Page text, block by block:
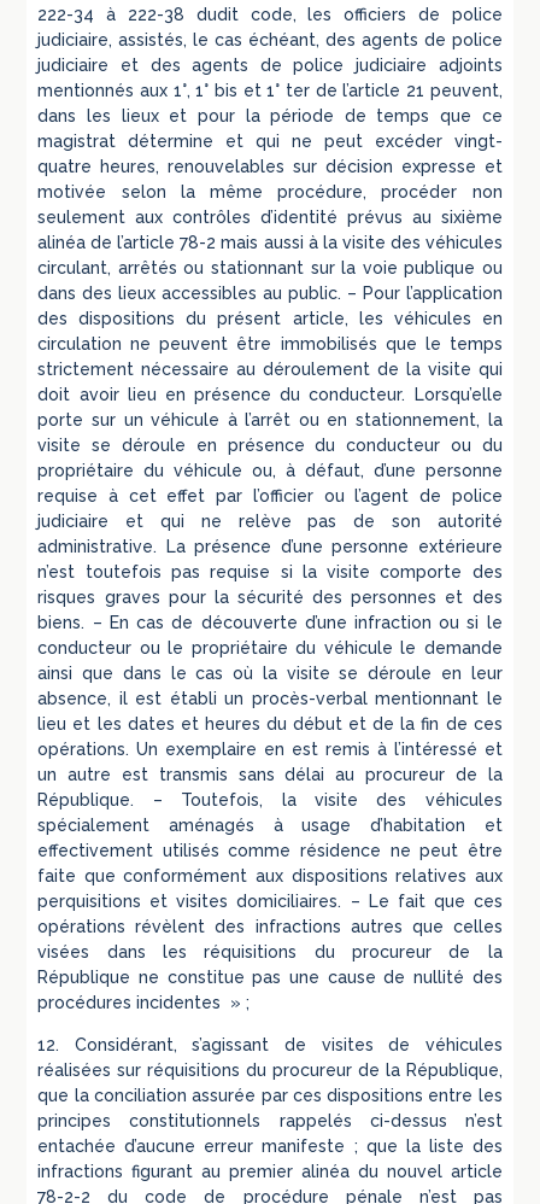
222-34 à 222-38 dudit code, les officiers de police
judiciaire, assistés, le cas échéant, des agents de police
judiciaire et des agents de police judiciaire adjoints
mentionnés aux 1°, 1° bis et 1° ter de l’article 21 peuvent,
dans les lieux et pour la période de temps que ce
magistrat détermine et qui ne peut excéder vingt-
quatre heures, renouvelables sur décision expresse et
motivée selon la même procédure, procéder non
seulement aux contrôles d’identité prévus au sixième
alinéa de l’article 78-2 mais aussi à la visite des véhicules
circulant, arrêtés ou stationnant sur la voie publique ou
dans des lieux accessibles au public. – Pour l’application
des dispositions du présent article, les véhicules en
circulation ne peuvent être immobilisés que le temps
strictement nécessaire au déroulement de la visite qui
doit avoir lieu en présence du conducteur. Lorsqu’elle
porte sur un véhicule à l’arrêt ou en stationnement, la
visite se déroule en présence du conducteur ou du
propriétaire du véhicule ou, à défaut, d’une personne
requise à cet effet par l’officier ou l’agent de police
judiciaire et qui ne relève pas de son autorité
administrative. La présence d’une personne extérieure
n’est toutefois pas requise si la visite comporte des
risques graves pour la sécurité des personnes et des
biens. – En cas de découverte d’une infraction ou si le
conducteur ou le propriétaire du véhicule le demande
ainsi que dans le cas où la visite se déroule en leur
absence, il est établi un procès-verbal mentionnant le
lieu et les dates et heures du début et de la fin de ces
opérations. Un exemplaire en est remis à l’intéressé et
un autre est transmis sans délai au procureur de la
République. – Toutefois, la visite des véhicules
spécialement aménagés à usage d’habitation et
effectivement utilisés comme résidence ne peut être
faite que conformément aux dispositions relatives aux
perquisitions et visites domiciliaires. – Le fait que ces
opérations révèlent des infractions autres que celles
visées dans les réquisitions du procureur de la
République ne constitue pas une cause de nullité des
procédures incidentes » ;
12. Considérant, s’agissant de visites de véhicules
réalisées sur réquisitions du procureur de la République,
que la conciliation assurée par ces dispositions entre les
principes constitutionnels rappelés ci-dessus n’est
entachée d’aucune erreur manifeste ; que la liste des
infractions figurant au premier alinéa du nouvel article
78-2-2 du code de procédure pénale n’est pas